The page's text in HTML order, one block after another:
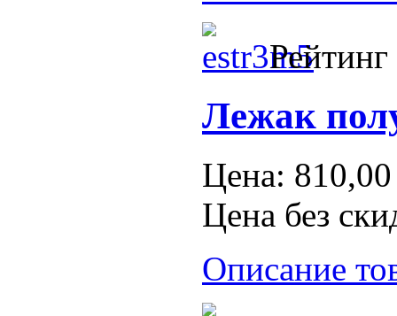
Рейтинг
Лежак
Цена:
Цена без
Описание